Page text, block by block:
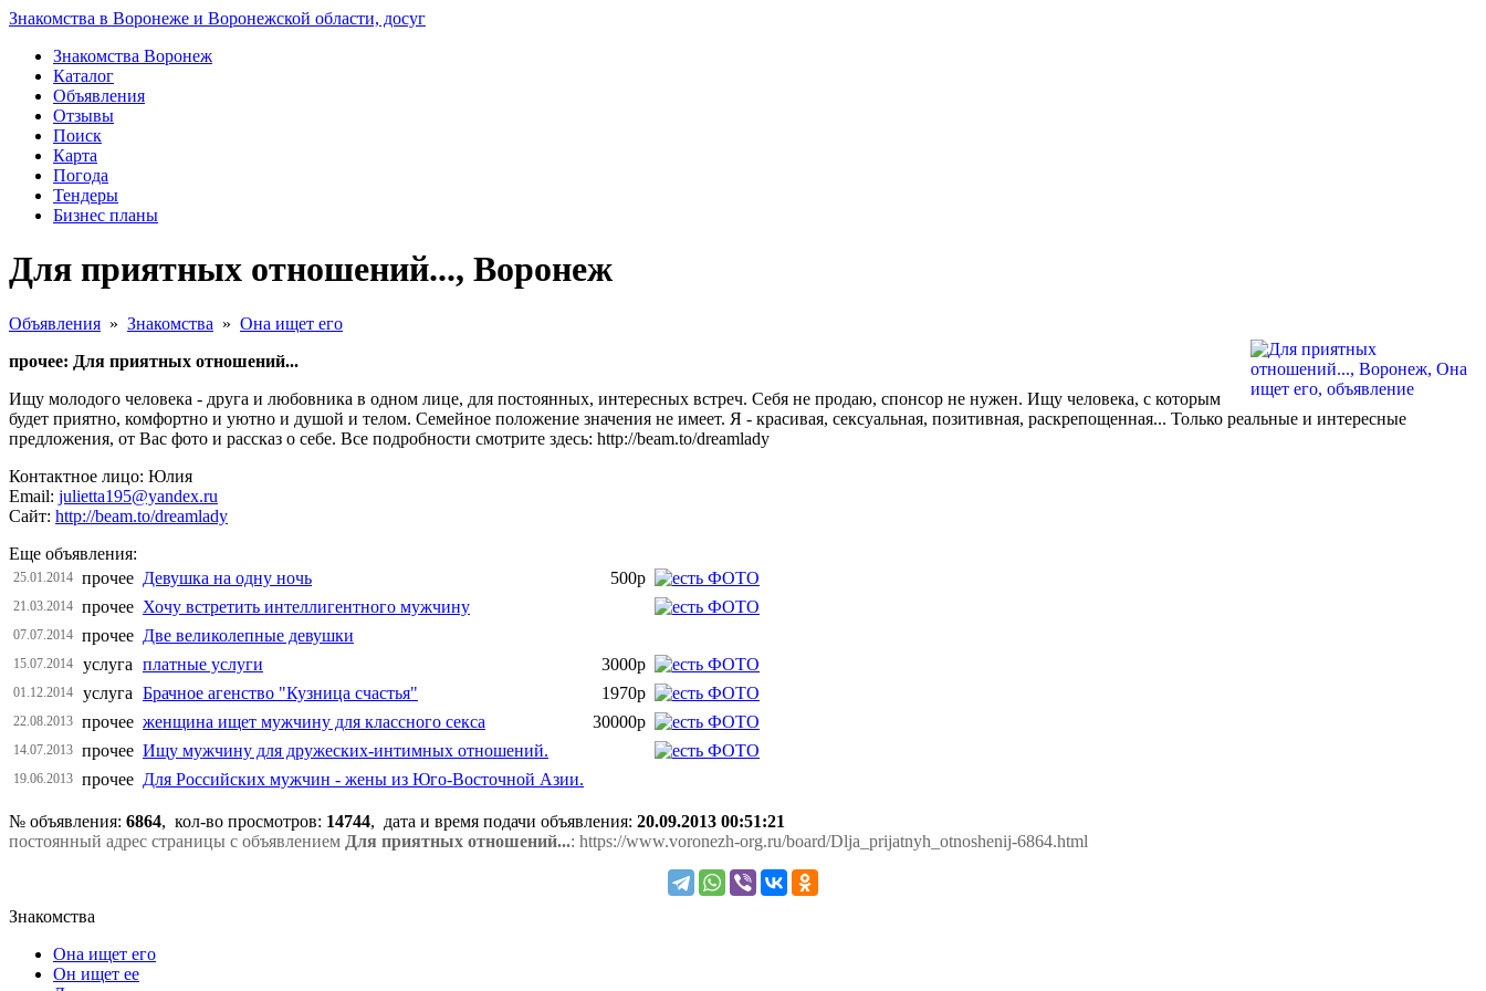
Знакомства в Воронеже и Воронежской области, досуг
Знакомства Воронеж
Каталог
Объявления
Отзывы
Поиск
Карта
Погода
Тендеры
Бизнес планы
Для приятных отношений..., Воронеж
Объявления » Знакомства » Она ищет его
прочее: Для приятных отношений...
Ищу молодого человека - друга и любовника в одном лице, для постоянных, интересных встреч. Себя не продаю, спонсор не нужен. Ищу человека, с которым
будет приятно, комфортно и уютно и душой и телом. Семейное положение значения не имеет. Я - красивая, сексуальная, позитивная, раскрепощенная... Только реальные и интересные
предложения, от Вас фото и рассказ о себе. Все подробности смотрите здесь: http://beam.to/dreamlady
Контактное лицо: Юлия
Email: julietta195@yandex.ru
Сайт: http://beam.to/dreamlady
Еще объявления:
25.01.2014 прочее Девушка на одну ночь 500р
21.03.2014 прочее Хочу встретить интеллигентного мужчину
07.07.2014 прочее Две великолепные девушки
15.07.2014 услуга платные услуги 3000р
01.12.2014 услуга Брачное агенство "Кузница счастья" 1970р
22.08.2013 прочее женщина ищет мужчину для классного секса 30000р
14.07.2013 прочее Ищу мужчину для дружеских-интимных отношений.
19.06.2013 прочее Для Российских мужчин - жены из Юго-Восточной Азии.
№ объявления: 6864, кол-во просмотров: 14744, дата и время подачи объявления: 20.09.2013 00:51:21
постоянный адрес страницы с объявлением Для приятных отношений...: https://www.voronezh-org.ru/board/Dlja_prijatnyh_otnoshenij-6864.html
Знакомства
Она ищет его
Он ищет ее